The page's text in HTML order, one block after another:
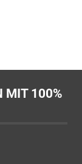
MIT 100%